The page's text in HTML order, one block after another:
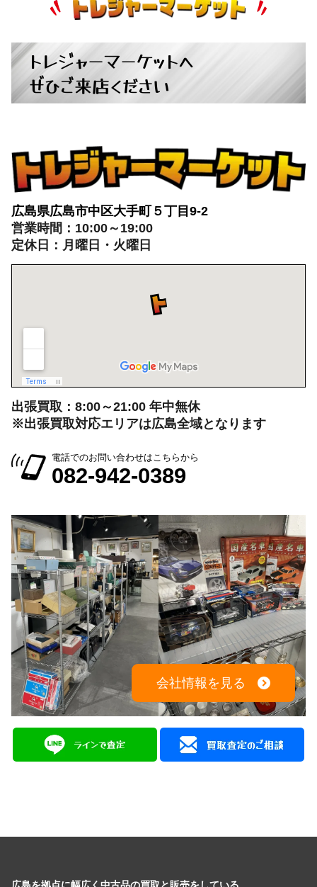
トレジャーマーケットへ
ぜひご来店ください
広島県広島市中区大手町５丁目9-2
営業時間：10:00～19:00
定休日：月曜日・火曜日
出張買取：8:00～21:00 年中無休
※出張買取対応エリアは広島全域となります
電話でのお問い合わせはこちらから
082-942-0389
会社情報を見る